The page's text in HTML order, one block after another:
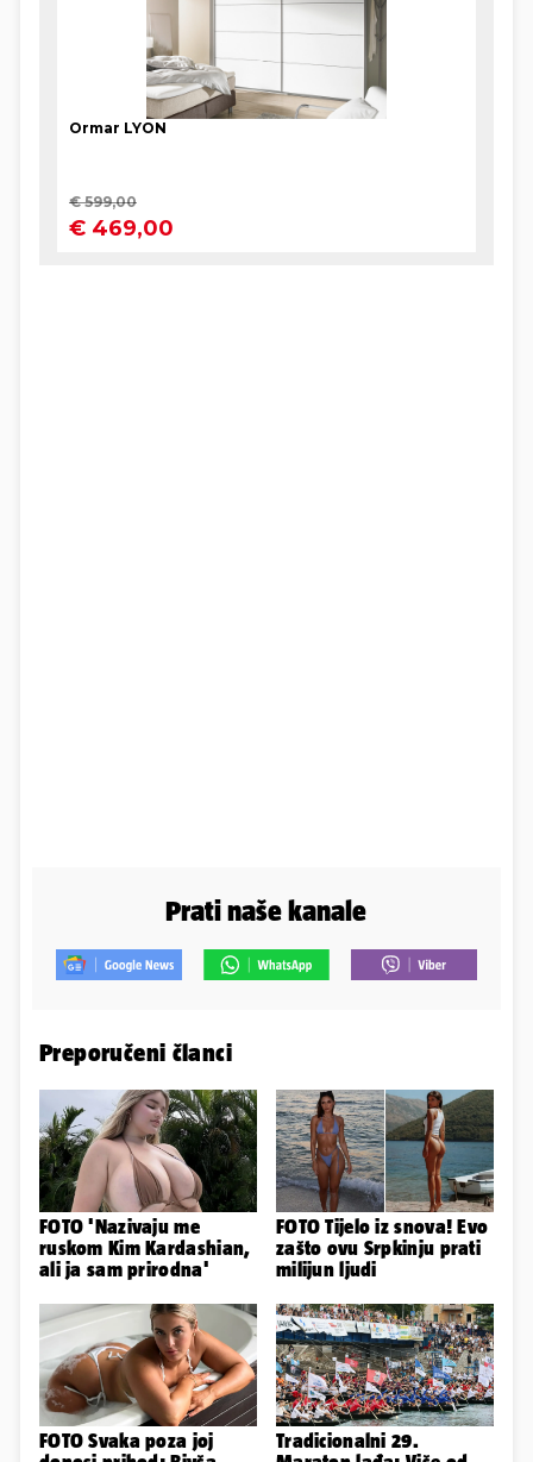
Prati naše kanale
Preporučeni članci
FOTO 'Nazivaju me
ruskom Kim Kardashian,
ali ja sam prirodna'
FOTO Tijelo iz snova! Evo
zašto ovu Srpkinju prati
milijun ljudi
FOTO Svaka poza joj
Tradicionalni 29.